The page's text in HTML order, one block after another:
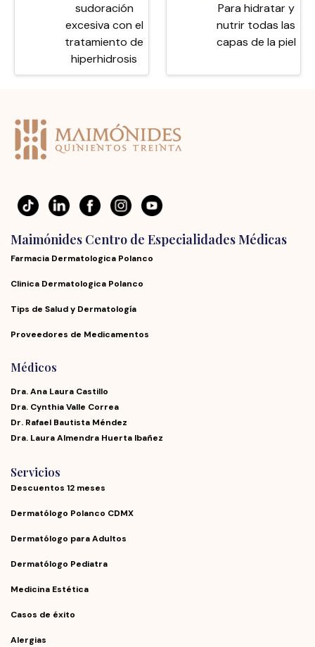
sudoración
excesiva con el
tratamiento de
hiperhidrosis
Para hidratar y
nutrir todas las
capas de la piel
Maimónides Centro de Especialidades Médicas
Farmacia Dermatologica Polanco
Clinica Dermatologica Polanco
Tips de Salud y Dermatología
Proveedores de Medicamentos
Médicos
Dra. Ana Laura Castillo
Dra. Cynthia Valle Correa
Dr. Rafael Bautista Méndez
Dra. Laura Almendra Huerta Ibañez
Servicios
Descuentos 12 meses
Dermatólogo Polanco CDMX
Dermatólogo para Adultos
Dermatólogo Pediatra
Medicina Estética
Casos de éxito
Alergias